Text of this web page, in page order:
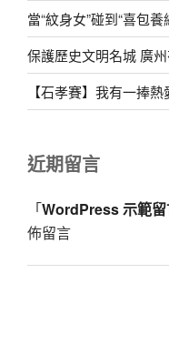
當“紋身女”碰到“喜包
保護歷史文明名城 廣
【石孝賽】我有一捧
近期留言
「WordPress 示範
佈留言